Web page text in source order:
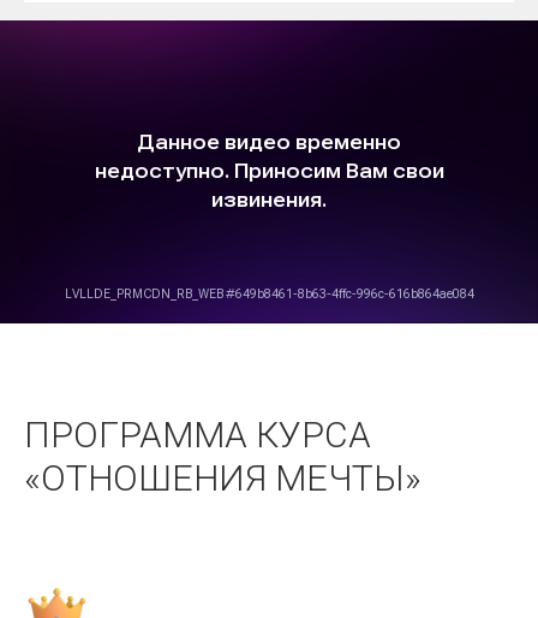
ПРОГРАММА КУРСА
«ОТНОШЕНИЯ МЕЧТЫ»